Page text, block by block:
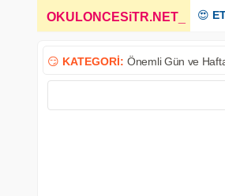
OKULONCESiTR.NET 😍
😏 KATEGORİ: Önemli Gün ve